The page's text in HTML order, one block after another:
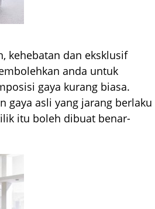
kehebatan dan eksklusif
anda untuk
gaya kurang biasa.
gaya asli yang jarang berlaku
itu boleh dibuat benar-